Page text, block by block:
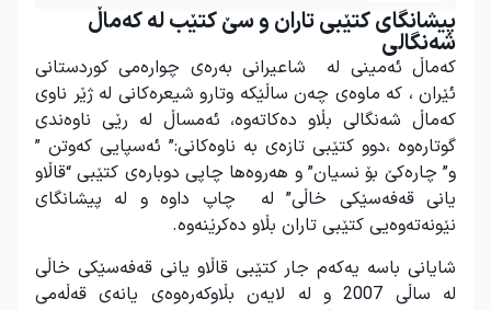
پیشانگای کتێبی تاران و سێ کتێب لە کەماڵ
شەنگالی
کەماڵ ئەمینی لە شاعیرانی بەرەی چوارەمی کوردستانی
ئێران ، کە ماوەی چەن ساڵێکە وتارو شیعرەکانی لە ژێر ناوی
کەماڵ شەنگالی بڵاو دەکاتەوە، ئەمساڵ لە رێی ناوەندی
گوتارەوە ،دوو کتێبی تازەی بە ناوەکانی:” ئەسپایی کەوتن ”
و” چارەکێ بۆ نسیان” و هەروەها چاپی دوبارەی کتێبی “قاڵاو
یانی قەفەسێکی خاڵی” لە چاپ داوە و لە پیشانگای
نێونەتەوەیی کتێبی تاران بڵاو دەکرێنەوە.
شایانی باسە یەکەم جار کتێبی قاڵاو یانی قەفەسێکی خاڵی
لە ساڵی 2007 و لە لایەن بڵاوکەرەوەی یانەی قەڵەمی